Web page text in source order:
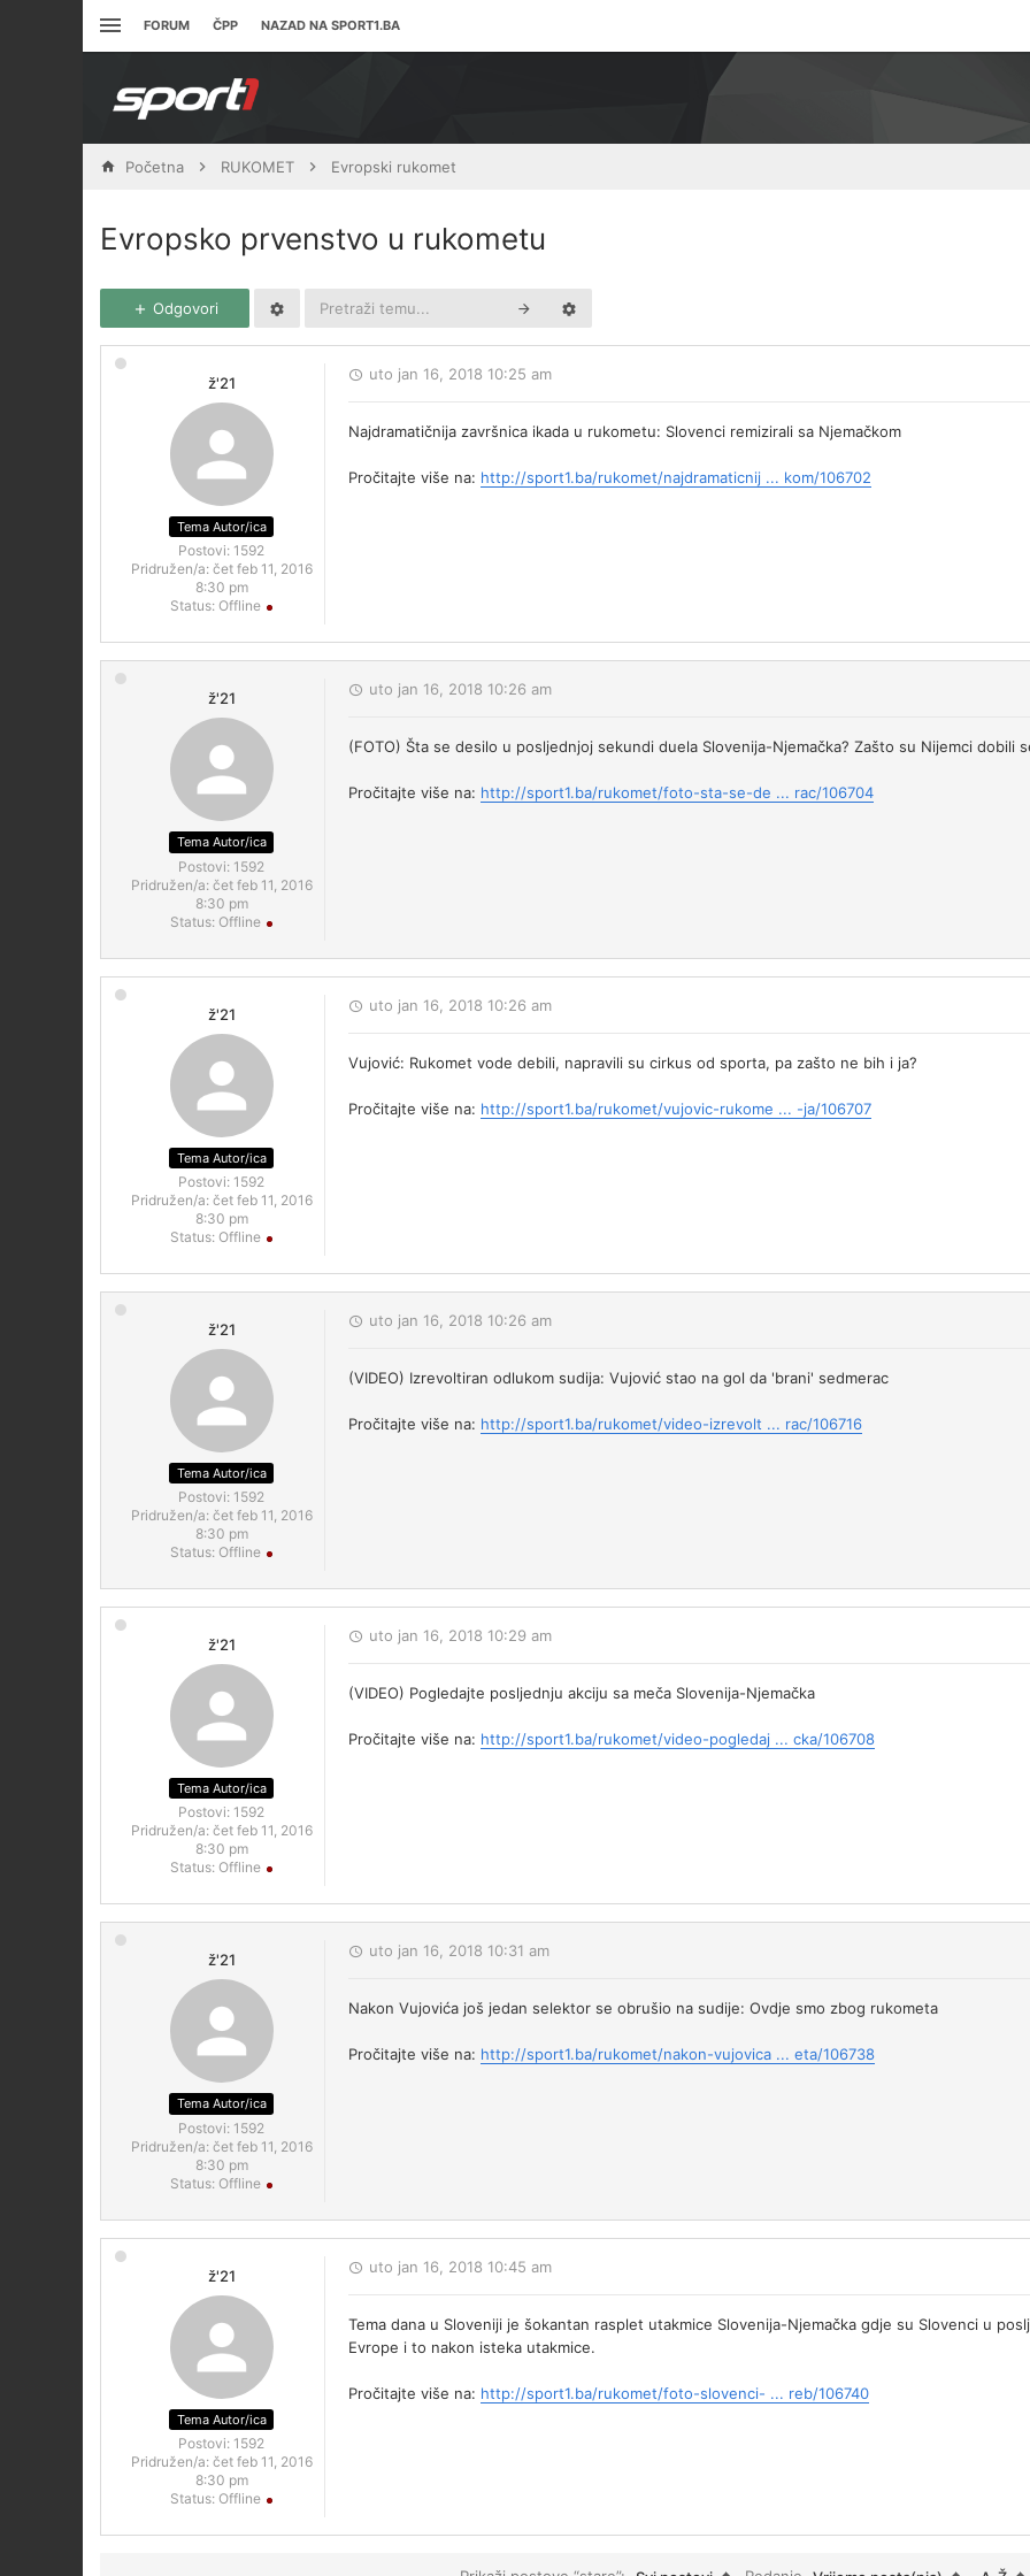
FORUM ČPP NAZAD NA SPORT1.BA
Početna RUKOMET Evropski rukomet
Evropsko prvenstvo u rukometu
Odgovori
ž'21
Tema Autor/ica
Postovi: 1592
Pridružen/a: čet feb 11, 2016
8:30 pm
Status: Offline
uto jan 16, 2018 10:25 am
Najdramatičnija završnica ikada u rukometu: Slovenci remizirali sa Njemačkom
Pročitajte više na: http://sport1.ba/rukomet/najdramaticnij ... kom/106702
ž'21
Tema Autor/ica
Postovi: 1592
Pridružen/a: čet feb 11, 2016
8:30 pm
Status: Offline
uto jan 16, 2018 10:26 am
(FOTO) Šta se desilo u posljednjoj sekundi duela Slovenija-Njemačka? Zašto su Nijemci dobili
Pročitajte više na: http://sport1.ba/rukomet/foto-sta-se-de ... rac/106704
ž'21
Tema Autor/ica
Postovi: 1592
Pridružen/a: čet feb 11, 2016
8:30 pm
Status: Offline
uto jan 16, 2018 10:26 am
Vujović: Rukomet vode debili, napravili su cirkus od sporta, pa zašto ne bih i ja?
Pročitajte više na: http://sport1.ba/rukomet/vujovic-rukome ... -ja/106707
ž'21
Tema Autor/ica
Postovi: 1592
Pridružen/a: čet feb 11, 2016
8:30 pm
Status: Offline
uto jan 16, 2018 10:26 am
(VIDEO) Izrevoltiran odlukom sudija: Vujović stao na gol da 'brani' sedmerac
Pročitajte više na: http://sport1.ba/rukomet/video-izrevolt ... rac/106716
ž'21
Tema Autor/ica
Postovi: 1592
Pridružen/a: čet feb 11, 2016
8:30 pm
Status: Offline
uto jan 16, 2018 10:29 am
(VIDEO) Pogledajte posljednju akciju sa meča Slovenija-Njemačka
Pročitajte više na: http://sport1.ba/rukomet/video-pogledaj ... cka/106708
ž'21
Tema Autor/ica
Postovi: 1592
Pridružen/a: čet feb 11, 2016
8:30 pm
Status: Offline
uto jan 16, 2018 10:31 am
Nakon Vujovića još jedan selektor se obrušio na sudije: Ovdje smo zbog rukometa
Pročitajte više na: http://sport1.ba/rukomet/nakon-vujovica ... eta/106738
ž'21
Tema Autor/ica
Postovi: 1592
Pridružen/a: čet feb 11, 2016
8:30 pm
Status: Offline
uto jan 16, 2018 10:45 am
Tema dana u Sloveniji je šokantan rasplet utakmice Slovenija-Njemačka gdje su Slovenci u
Evrope i to nakon isteka utakmice.
Pročitajte više na: http://sport1.ba/rukomet/foto-slovenci- ... reb/106740